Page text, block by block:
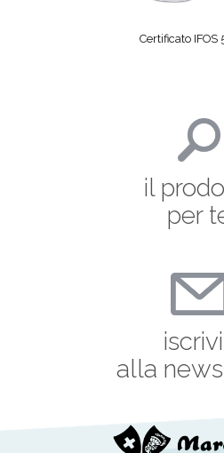
Certificato IFOS
il
per
alla